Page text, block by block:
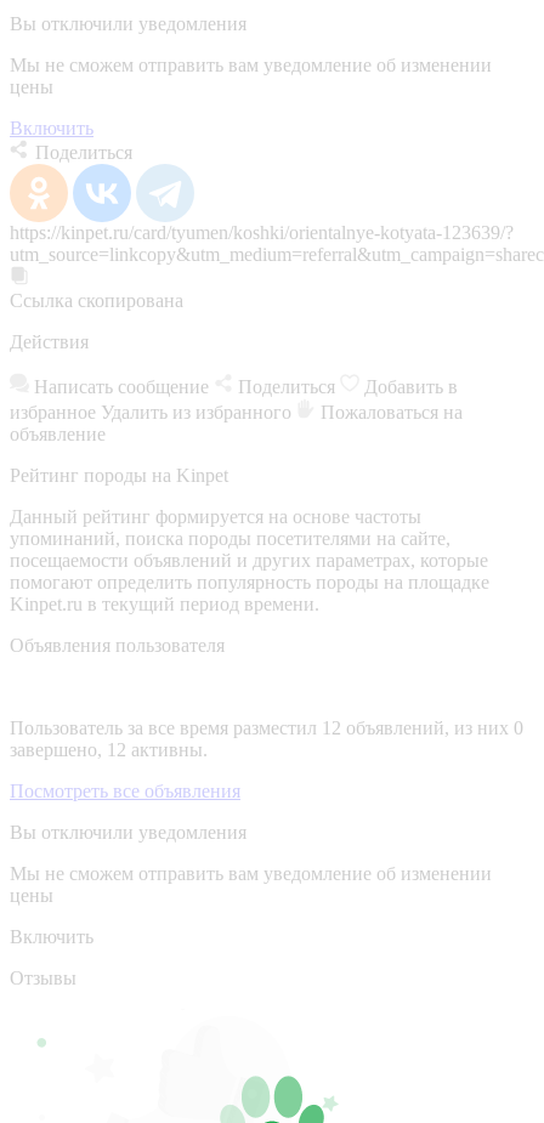
Вы отключили уведомления
Мы не сможем отправить вам уведомление об изменении
цены
Включить
Поделиться
https://kinpet.ru/card/tyumen/koshki/orientalnye-kotyata-123639/?
Ссылка скопирована
Действия
Написать сообщение Поделиться
Добавить в
избранное Удалить из избранного
Пожаловаться на
объявление
Рейтинг породы на Kinpet
Данный рейтинг формируется на основе частоты
упоминаний, поиска породы посетителями на сайте,
посещаемости объявлений и других параметрах, которые
помогают определить популярность породы на площадке
Kinpet.ru в текущий период времени.
Объявления пользователя
Пользователь за все время разместил 12 объявлений, из них 0
завершено, 12 активны.
Посмотреть все объявления
Вы отключили уведомления
Мы не сможем отправить вам уведомление об изменении
цены
Включить
Отзывы